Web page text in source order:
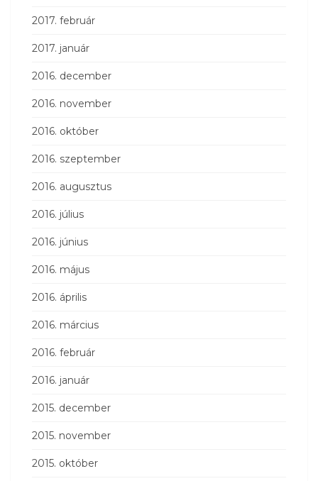
2017. február
2017. január
2016. december
2016. november
2016. október
2016. szeptember
2016. augusztus
2016. július
2016. június
2016. május
2016. április
2016. március
2016. február
2016. január
2015. december
2015. november
2015. október